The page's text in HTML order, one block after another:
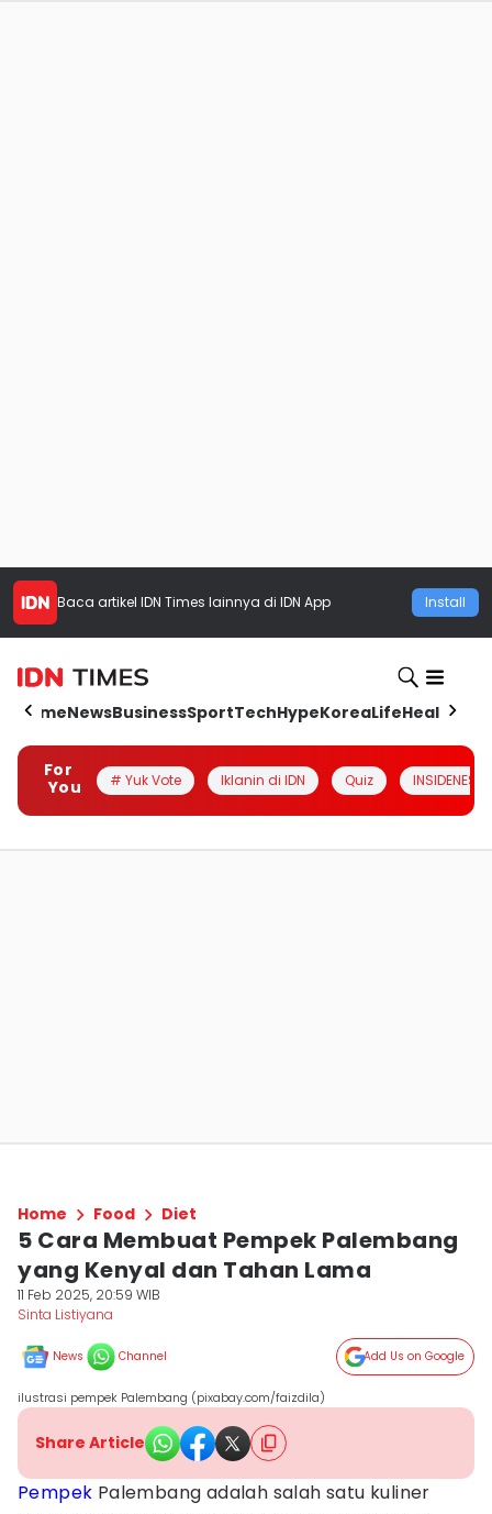
Baca artikel IDN Times lainnya di IDN App Install
HomeNewsBusinessSportTechHypeKoreaLifeHealth
For
You
# Yuk Vote Iklanin di IDN Quiz INSIDENESIA
Home Food Diet
5 Cara Membuat Pempek Palembang
yang Kenyal dan Tahan Lama
11 Feb 2025, 20:59 WIB
Sinta Listiyana
News Channel Add Us on Google
ilustrasi pempek Palembang (pixabay.com/faizdila)
Share Article
Pempek Palembang adalah salah satu kuliner